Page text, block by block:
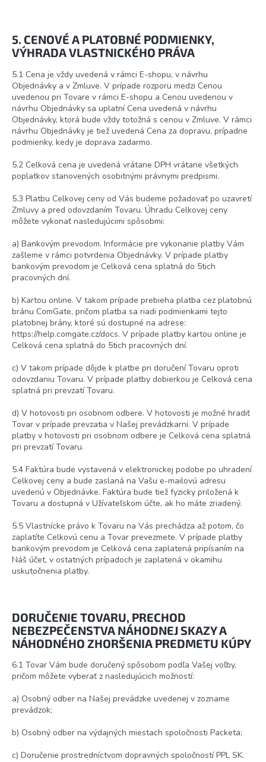
5. CENOVÉ A PLATOBNÉ PODMIENKY,
VÝHRADA VLASTNICKÉHO PRÁVA
5.1 Cena je vždy uvedená v rámci E-shopu, v návrhu
Objednávky a v Zmluve. V prípade rozporu medzi Cenou
uvedenou pri Tovare v rámci E-shopu a Cenou uvedenou v
návrhu Objednávky sa uplatní Cena uvedená v návrhu
Objednávky, ktorá bude vždy totožná s cenou v Zmluve. V rámci
návrhu Objednávky je tiež uvedená Cena za dopravu, prípadne
podmienky, kedy je doprava zadarmo.
5.2 Celková cena je uvedená vrátane DPH vrátane všetkých
poplatkov stanovených osobitnými právnymi predpismi.
5.3 Platbu Celkovej ceny od Vás budeme požadovať po uzavretí
Zmluvy a pred odovzdaním Tovaru. Úhradu Celkovej ceny
môžete vykonať nasledujúcimi spôsobmi:
a) Bankovým prevodom. Informácie pre vykonanie platby Vám
zašleme v rámci potvrdenia Objednávky. V prípade platby
bankovým prevodom je Celková cena splatná do 5tich
pracovných dní.
b) Kartou online. V takom prípade prebieha platba cez platobnú
bránu ComGate, pričom platba sa riadi podmienkami tejto
platobnej brány, ktoré sú dostupné na adrese:
https://help.comgate.cz/docs. V prípade platby kartou online je
Celková cena splatná do 5tich pracovných dní.
c) V takom prípade dôjde k platbe pri doručení Tovaru oproti
odovzdaniu Tovaru. V prípade platby dobierkou je Celková cena
splatná pri prevzatí Tovaru.
d) V hotovosti pri osobnom odbere. V hotovosti je možné hradiť
Tovar v prípade prevzatia v Našej prevádzkarni. V prípade
platby v hotovosti pri osobnom odbere je Celková cena splatná
pri prevzatí Tovaru.
5.4 Faktúra bude vystavená v elektronickej podobe po uhradení
Celkovej ceny a bude zaslaná na Vašu e-mailovú adresu
uvedenú v Objednávke. Faktúra bude tiež fyzicky priložená k
Tovaru a dostupná v Užívateľskom účte, ak ho máte zriadený.
5.5 Vlastnícke právo k Tovaru na Vás prechádza až potom, čo
zaplatíte Celkovú cenu a Tovar prevezmete. V prípade platby
bankovým prevodom je Celková cena zaplatená pripísaním na
Náš účet, v ostatných prípadoch je zaplatená v okamihu
uskutočnenia platby.
DORUČENIE TOVARU, PRECHOD
NEBEZPEČENSTVA NÁHODNEJ SKAZY A
NÁHODNÉHO ZHORŠENIA PREDMETU KÚPY
6.1 Tovar Vám bude doručený spôsobom podľa Vašej voľby,
pričom môžete vyberať z nasledujúcich možností:
a) Osobný odber na Našej prevádzke uvedenej v zozname
prevádzok;
b) Osobný odber na výdajných miestach spoločnosti Packeta;
c) Doručenie prostredníctvom dopravných spoločností PPL SK.